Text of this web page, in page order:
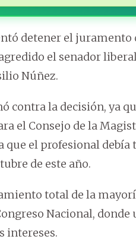
detener el juramento
el senador
Núñez.
contra la decisión, ya
el Consejo de la
que el profesional
de este año.
total de la
Nacional, donde
intereses.